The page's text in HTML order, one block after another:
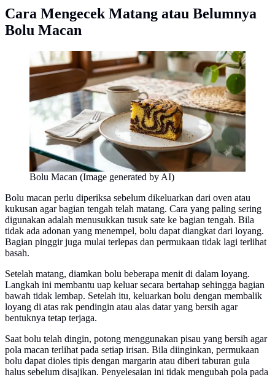
Cara Mengecek Matang atau Belumnya
Bolu Macan
Bolu Macan (Image generated by AI)
Bolu macan perlu diperiksa sebelum dikeluarkan dari oven atau
kukusan agar bagian tengah telah matang. Cara yang paling sering
digunakan adalah menusukkan tusuk sate ke bagian tengah. Bila
tidak ada adonan yang menempel, bolu dapat diangkat dari loyang.
Bagian pinggir juga mulai terlepas dan permukaan tidak lagi terlihat
basah.
Setelah matang, diamkan bolu beberapa menit di dalam loyang.
Langkah ini membantu uap keluar secara bertahap sehingga bagian
bawah tidak lembap. Setelah itu, keluarkan bolu dengan membalik
loyang di atas rak pendingin atau alas datar yang bersih agar
bentuknya tetap terjaga.
Saat bolu telah dingin, potong menggunakan pisau yang bersih agar
pola macan terlihat pada setiap irisan. Bila diinginkan, permukaan
bolu dapat dioles tipis dengan margarin atau diberi taburan gula
halus sebelum disajikan. Penyelesaian ini tidak mengubah pola pada